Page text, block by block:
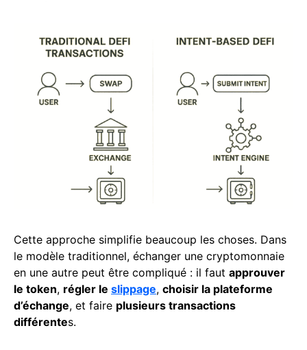
Cette approche simplifie beaucoup les choses. Dans
le modèle traditionnel, échanger une cryptomonnaie
en une autre peut être compliqué : il faut approuver
le token, régler le slippage, choisir la plateforme
d’échange, et faire plusieurs transactions
différentes.